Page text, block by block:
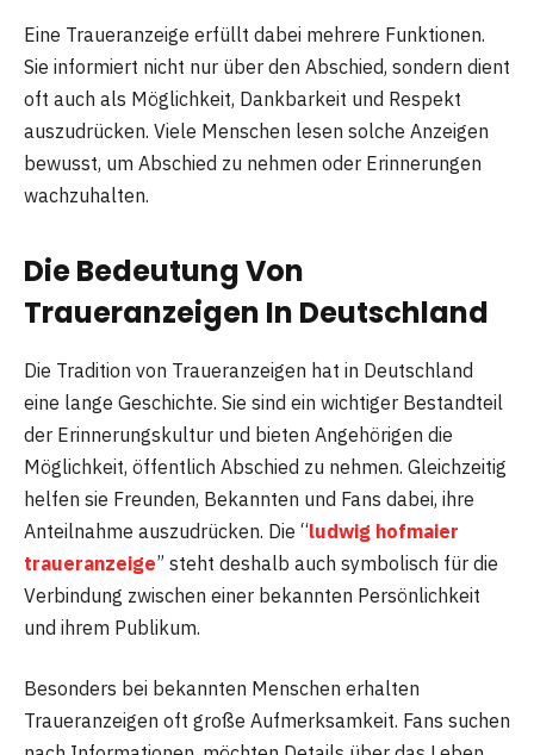
Eine Traueranzeige erfüllt dabei mehrere Funktionen.
Sie informiert nicht nur über den Abschied, sondern dient
oft auch als Möglichkeit, Dankbarkeit und Respekt
auszudrücken. Viele Menschen lesen solche Anzeigen
bewusst, um Abschied zu nehmen oder Erinnerungen
wachzuhalten.
Die Bedeutung Von
Traueranzeigen In Deutschland
Die Tradition von Traueranzeigen hat in Deutschland
eine lange Geschichte. Sie sind ein wichtiger Bestandteil
der Erinnerungskultur und bieten Angehörigen die
Möglichkeit, öffentlich Abschied zu nehmen. Gleichzeitig
helfen sie Freunden, Bekannten und Fans dabei, ihre
Anteilnahme auszudrücken. Die “ludwig hofmaier
traueranzeige” steht deshalb auch symbolisch für die
Verbindung zwischen einer bekannten Persönlichkeit
und ihrem Publikum.
Besonders bei bekannten Menschen erhalten
Traueranzeigen oft große Aufmerksamkeit. Fans suchen